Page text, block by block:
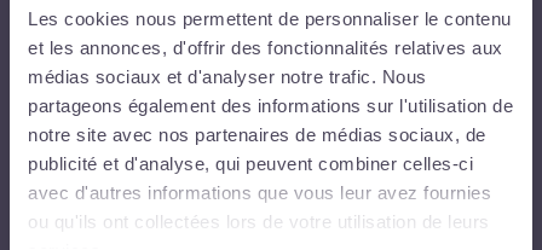
Les cookies nous permettent de personnaliser le contenu
et les annonces, d'offrir des fonctionnalités relatives aux
médias sociaux et d'analyser notre trafic. Nous
partageons également des informations sur l'utilisation de
notre site avec nos partenaires de médias sociaux, de
publicité et d'analyse, qui peuvent combiner celles-ci
avec d'autres informations que vous leur avez fournies
ou qu'ils ont collectées lors de votre utilisation de leurs
CABINET BELZ
93 route de Pont Lorois - 56550 Belz
02 97 55 25 37
CABINET AURAY